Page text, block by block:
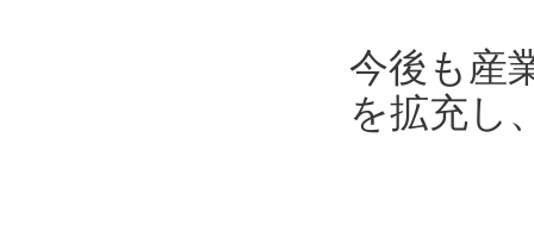
今後も産
を拡充し